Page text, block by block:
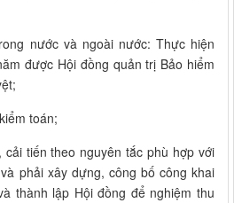
nước và ngoài nước: Thực hiện
được Hội đồng quản trị Bảo hiểm
toán;
tiến theo nguyên tắc phù hợp với
phải xây dựng, công bố công khai
thành lập Hội đồng để nghiệm thu